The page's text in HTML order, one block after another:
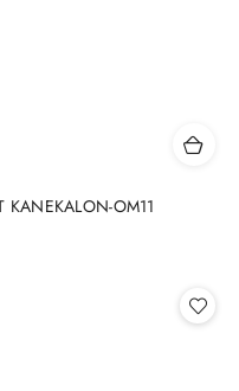
KANEKALON-OM11